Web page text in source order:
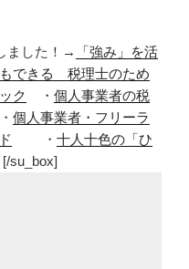
ました！→
「強み」を活
できる 税理士のため
ク
・ 個人事業者の税
個人事業者・フリーラ
・ 十人十色の「ひ